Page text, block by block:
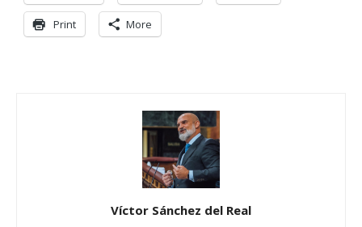
Print More
Víctor Sánchez del Real